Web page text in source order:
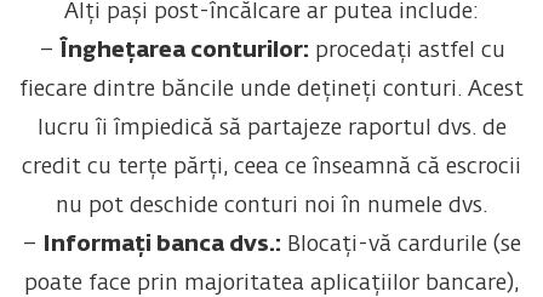
Alți pași post-încălcare ar putea include:
–
Înghețarea conturilor: procedați astfel cu
fiecare dintre băncile unde dețineți conturi. Acest
lucru îi împiedică să partajeze raportul dvs. de
credit cu terțe părți, ceea ce înseamnă că escrocii
nu pot deschide conturi noi în numele dvs.
–
Informați banca dvs.: Blocați-vă cardurile (se
poate face prin majoritatea aplicațiilor bancare),